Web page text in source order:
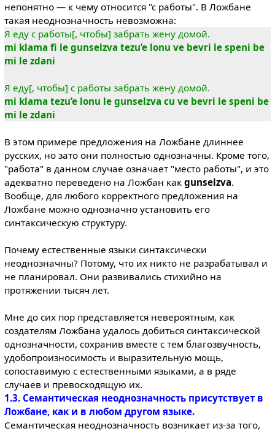
непонятно — к чему относится "с работы". В Ложбане
такая неоднозначность невозможна:
Я еду с работы[, чтобы] забрать жену домой.
mi klama fi le gunselzva tezu’e lonu ve bevri le speni be
mi le zdani
Я еду[, чтобы] с работы забрать жену домой.
mi klama tezu’e lonu le gunselzva cu ve bevri le speni be
mi le zdani
В этом примере предложения на Ложбане длиннее
русских, но зато они полностью однозначны. Кроме того,
"работа" в данном случае означает "место работы", и это
адекватно переведено на Ложбан как gunselzva.
Вообще, для любого корректного предложения на
Ложбане можно однозначно установить его
синтаксическую структуру.
Почему естественные языки синтаксически
неоднозначны? Потому, что их никто не разрабатывал и
не планировал. Они развивались стихийно на
протяжении тысяч лет.
Мне до сих пор представляется невероятным, как
создателям Ложбана удалось добиться синтаксической
однозначности, сохранив вместе с тем благозвучность,
удобопроизносимость и выразительную мощь,
сопоставимую с естественными языками, а в ряде
случаев и превосходящую их.
1.3. Семантическая неоднозначность присутствует в
Ложбане, как и в любом другом языке.
Семантическая неоднозначность возникает из-за того,